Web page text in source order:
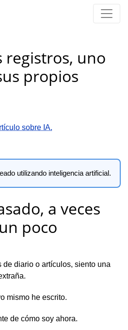
registros, uno
propios
sobre IA.
utilizando inteligencia artificial.
a veces
poco
diario o artículos, siento una
mismo he escrito.
de cómo soy ahora.